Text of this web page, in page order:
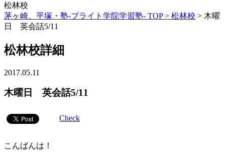
松林校
茅ヶ崎、平塚・塾-ブライト学院学習塾- TOP > 松林校 > 木曜
日 英会話5/11
松林校詳細
2017.05.11
木曜日 英会話5/11
Check
こんばんは！